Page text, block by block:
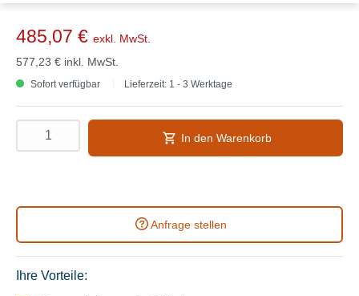
485,07 € exkl. MwSt.
577,23 € inkl. MwSt.
Sofort verfügbar Lieferzeit: 1 - 3 Werktage
In den Warenkorb
Anfrage stellen
Ihre Vorteile: